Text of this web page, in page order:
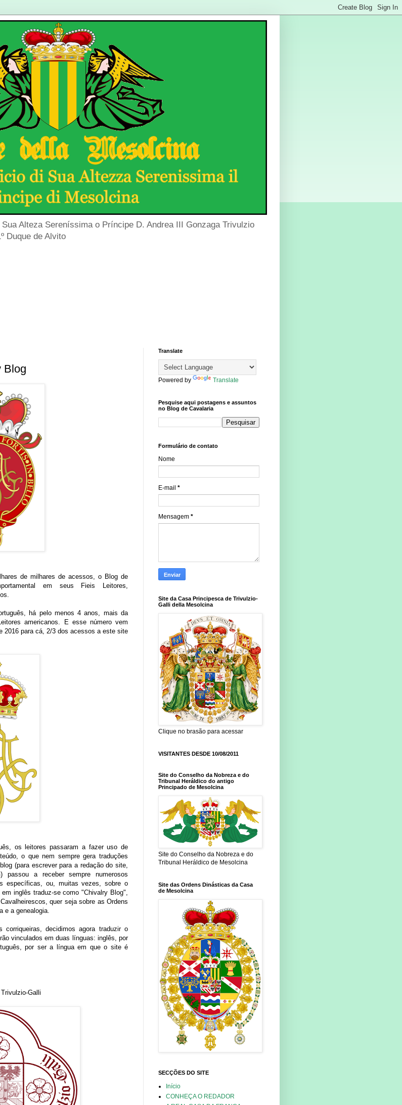
Alteza Sereníssima o Príncipe D. Andrea III Gonzaga Trivulzio
Duque de Alvito
Blog
de milhares de acessos, o Blog de
em seus Fieis Leitores,
há pelo menos 4 anos, mais da
americanos. E esse número vem
2016 para cá, 2/3 dos acessos a este site
os leitores passaram a fazer uso de
o que nem sempre gera traduções
(para escrever para a redação do site,
passou a receber sempre numerosos
específicas, ou, muitas vezes, sobre o
inglês traduz-se como "Chivalry Blog",
quer seja sobre as Ordens
e a genealogia.
decidimos agora traduzir o
vinculados em duas línguas: inglês, por
por ser a língua em que o site é
Galli
Translate
Powered by Translate
Pesquise aqui postagens e assuntos
no Blog de Cavalaria
Formulário de contato
Nome
E-mail *
Mensagem *
Site da Casa Principesca de Trivulzio-
Galli della Mesolcina
Clique no brasão para acessar
VISITANTES DESDE 10/08/2011
Site do Conselho da Nobreza e do
Tribunal Heráldico do antigo
Principado de Mesolcina
Site do Conselho da Nobreza e do
Tribunal Heráldico de Mesolcina
Site das Ordens Dinásticas da Casa
de Mesolcina
SECÇÕES DO SITE
Início
CONHEÇA O REDADOR